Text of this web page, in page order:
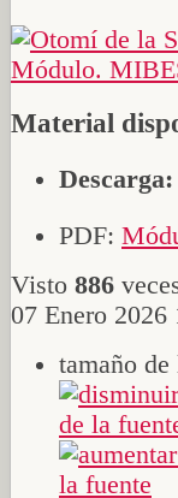
Material
Descarga:
PDF:
Visto 886
07 Enero 2026
tamaño de